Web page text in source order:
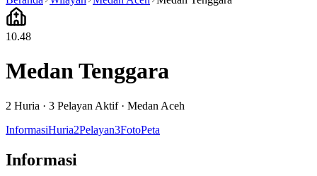
10.48
Medan Tenggara
2 Huria · 3 Pelayan Aktif· Medan Aceh
InformasiHuria2Pelayan3FotoPeta
Informasi